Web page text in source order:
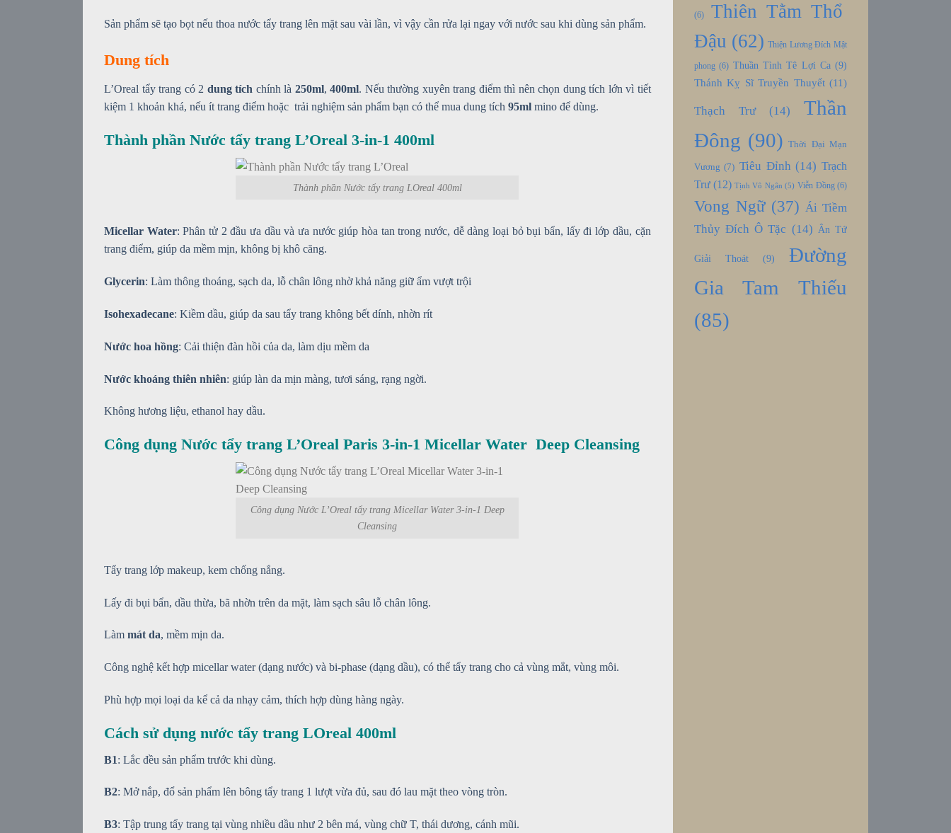
Sản phẩm sẽ tạo bọt nếu thoa nước tẩy trang lên mặt sau vài lần, vì vậy cần rửa lại ngay với nước sau khi dùng sản phẩm.
Dung tích
L’Oreal tẩy trang có 2 dung tích chính là 250ml, 400ml. Nếu thường xuyên trang điểm thì nên chọn dung tích lớn vì tiết
kiệm 1 khoản khá, nếu ít trang điểm hoặc trải nghiệm sản phẩm bạn có thể mua dung tích 95ml mino để dùng.
Thành phần Nước tẩy trang L’Oreal 3-in-1 400ml
Thành phần Nước tẩy trang LOreal 400ml
Micellar Water: Phân tử 2 đầu ưa dầu và ưa nước giúp hòa tan trong nước, dễ dàng loại bỏ bụi bẩn, lấy đi lớp dầu, cặn
trang điểm, giúp da mềm mịn, không bị khô căng.
Glycerin: Làm thông thoáng, sạch da, lỗ chân lông nhờ khả năng giữ ẩm vượt trội
Isohexadecane: Kiềm dầu, giúp da sau tẩy trang không bết dính, nhờn rít
Nước hoa hồng: Cải thiện đàn hồi của da, làm dịu mềm da
Nước khoáng thiên nhiên: giúp làn da mịn màng, tươi sáng, rạng ngời.
Không hương liệu, ethanol hay dầu.
Công dụng Nước tẩy trang L’Oreal Paris 3-in-1 Micellar Water Deep Cleansing
Công dụng Nước L’Oreal tẩy trang Micellar Water 3-in-1 Deep
Cleansing
Tẩy trang lớp makeup, kem chống nắng.
Lấy đi bụi bẩn, dầu thừa, bã nhờn trên da mặt, làm sạch sâu lỗ chân lông.
Làm mát da, mềm mịn da.
Công nghệ kết hợp micellar water (dạng nước) và bi-phase (dạng dầu), có thể tẩy trang cho cả vùng mắt, vùng môi.
Phù hợp mọi loại da kể cả da nhạy cảm, thích hợp dùng hàng ngày.
Cách sử dụng nước tẩy trang LOreal 400ml
B1: Lắc đều sản phẩm trước khi dùng.
B2: Mở nắp, đổ sản phẩm lên bông tẩy trang 1 lượt vừa đủ, sau đó lau mặt theo vòng tròn.
B3: Tập trung tẩy trang tại vùng nhiều dầu như 2 bên má, vùng chữ T, thái dương, cánh mũi.
(6)
Thiên Tằm Thổ
Đậu (62) Thiện Lương Đích Mật
phong(6) Thuần Tình Tê Lợi Ca(9)
Thánh Kỵ Sĩ Truyền Thuyết(11)
Thạch Trư(14)
Thần
Đông (90) Thời Đại Mạn
Vương (7) Tiêu Đỉnh (14) Trạch
Trư(12) Tịnh Vô Ngân (5) Viễn Đồng(6)
Vong Ngữ(37) Ái Tiềm
Thủy Đích Ô Tặc (14) Ân Tứ
Giải Thoát(9)
Đường
Gia Tam Thiếu
(85)